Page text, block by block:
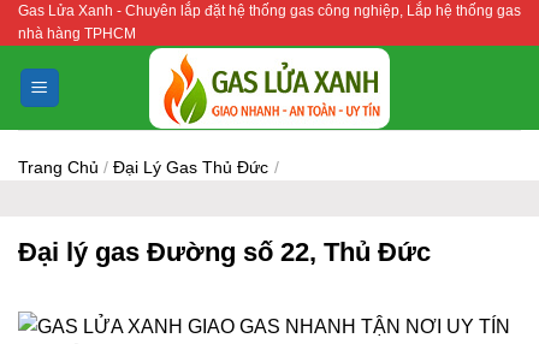
Bỏ
qua
nội
dung
Gas Lửa Xanh - Chuyên lắp đặt hệ thống gas công nghiệp, Lắp hệ thống gas
nhà hàng TPHCM
Trang Chủ / Đại Lý Gas Thủ Đức /
Đại lý gas Đường số 22, Thủ Đức